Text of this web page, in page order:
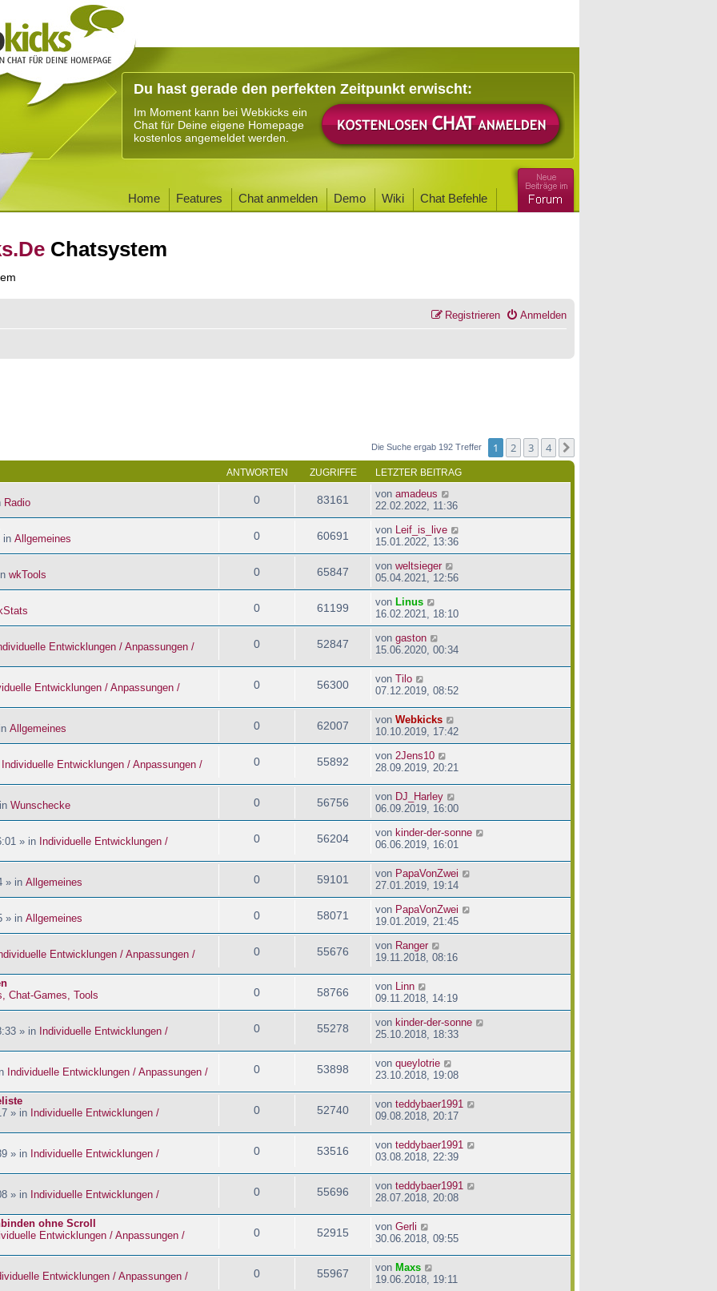
Du hast gerade den perfekten Zeitpunkt erwischt:
Im Moment kann bei Webkicks ein
Chat für Deine eigene Homepage
kostenlos angemeldet werden.
Home Features Chat anmelden Demo Wiki Chat Befehle
Chatsystem
Anmelden
Registrieren
Die Suche ergab 192 Treffer 1 2 3 4
ANTWORTEN ZUGRIFFE LETZTER BEITRAG
Radio 0 83161 von amadeus
22.02.2022, 11:36
in Allgemeines 0 60691 von
Leif_is_live
15.01.2022, 13:36
wkTools 0 65847 von weltsieger
05.04.2021, 12:56
0 61199 von Linus
16.02.2021, 18:10
Entwicklungen / Anpassungen /
0 52847 von gaston
15.06.2020, 00:34
Entwicklungen / Anpassungen /
0 56300 von Tilo
07.12.2019, 08:52
Allgemeines 0 62007 von Webkicks
10.10.2019, 17:42
Individuelle Entwicklungen / Anpassungen /
0 55892 von 2Jens10
28.09.2019, 20:21
Wunschecke 0 56756 von DJ_Harley
06.09.2019, 16:00
» in Individuelle Entwicklungen /
0 56204 von kinder-der-sonne
06.06.2019, 16:01
» in Allgemeines 0 59101 von PapaVonZwei
27.01.2019, 19:14
» in Allgemeines 0 58071 von PapaVonZwei
19.01.2019, 21:45
Entwicklungen / Anpassungen /
0 55676 von Ranger
19.11.2018, 08:16
Chat-Games, Tools 0 58766 von
Linn
09.11.2018, 14:19
» in Individuelle Entwicklungen /
0 55278 von kinder-der-sonne
25.10.2018, 18:33
Individuelle Entwicklungen / Anpassungen /
0 53898 von queylotrie
23.10.2018, 19:08
» in Individuelle Entwicklungen /
0 52740 von teddybaer1991
09.08.2018, 20:17
» in Individuelle Entwicklungen /
0 53516 von teddybaer1991
03.08.2018, 22:39
» in Individuelle Entwicklungen /
0 55696 von teddybaer1991
28.07.2018, 20:08
ohne Scroll
Entwicklungen / Anpassungen /
0 52915 von Gerli
30.06.2018, 09:55
Entwicklungen / Anpassungen /
0 55967 von Maxs
19.06.2018, 19:11